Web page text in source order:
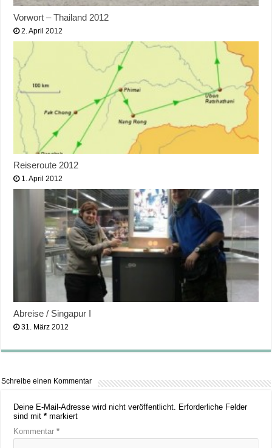
Vorwort – Thailand 2012
2. April 2012
Reiseroute 2012
1. April 2012
Abreise / Singapur I
31. März 2012
Schreibe einen Kommentar
Deine E-Mail-Adresse wird nicht veröffentlicht. Erforderliche Felder
sind mit* markiert
Kommentar*